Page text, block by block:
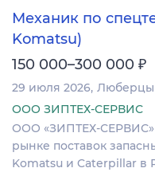
Механик по
Komatsu)
150 000–300 000 ₽
29 июля 2026 Люберцы
ООО ЗИПТЕХ-СЕРВИС
ООО «ЗИПТЕХ-СЕРВИС»
рынке поставок
Komatsu и Caterpillar в